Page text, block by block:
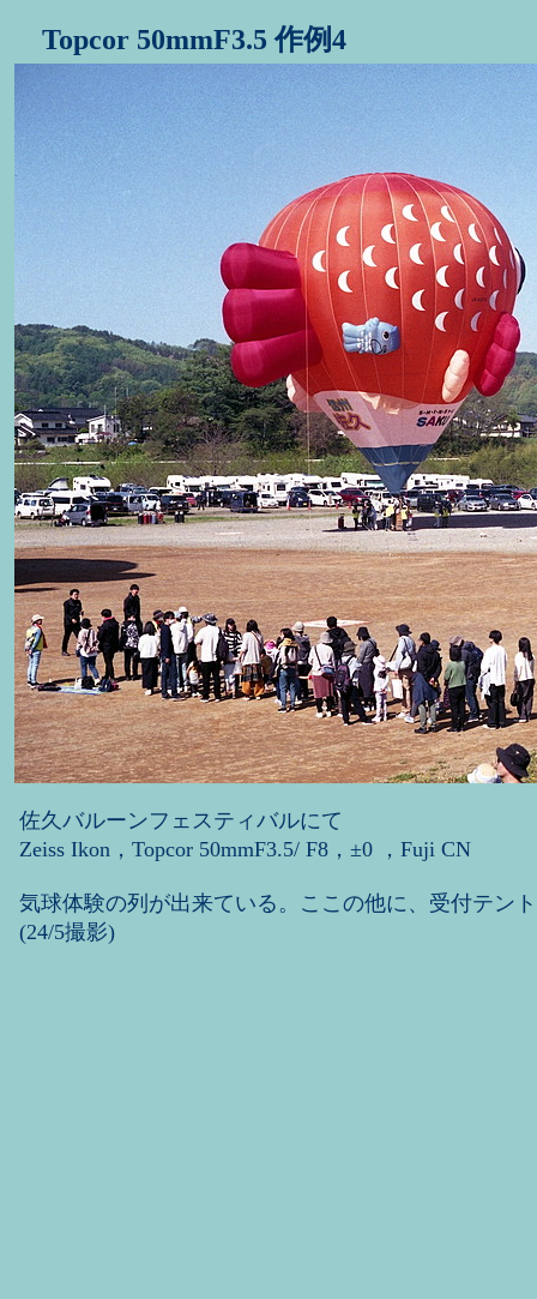
Topcor 50mmF3.5 作例4
佐久バルーンフェスティバルにて
Zeiss Ikon，Topcor 50mmF3.5/ F8，±0 ，Fuji CN
気球体験の列が出来ている。ここの他に、受付テン
(24/5撮影)